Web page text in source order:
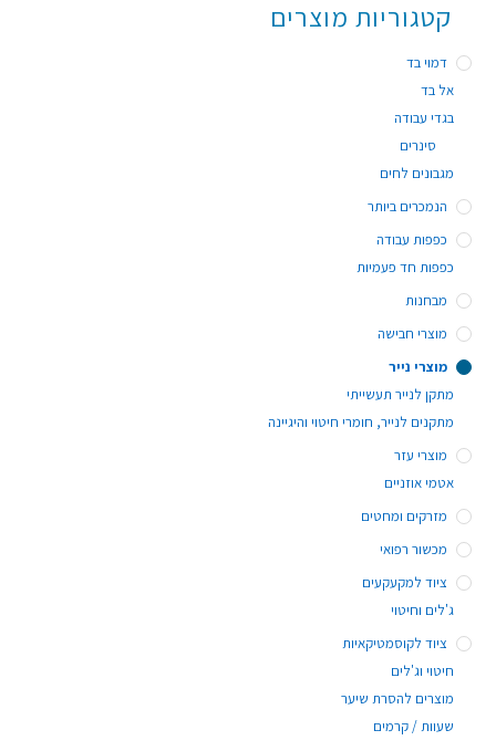
קטגוריות מוצרים
דמוי בד
אל בד
בגדי עבודה
סינרים
מגבונים לחים
הנמכרים ביותר
כפפות עבודה
כפפות חד פעמיות
מבחנות
מוצרי חבישה
מוצרי נייר
מתקן לנייר תעשייתי
מתקנים לנייר, חומרי חיטוי והיגיינה
מוצרי עזר
אטמי אוזניים
מזרקים ומחטים
מכשור רפואי
ציוד למקעקעים
ג'לים וחיטוי
ציוד לקוסמטיקאיות
חיטוי וג'לים
מוצרים להסרת שיער
שעוות / קרמים